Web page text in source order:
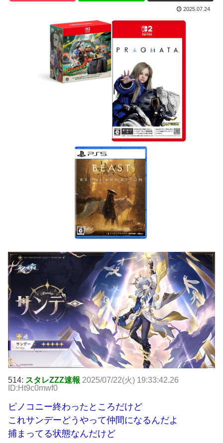
2025.07.24
514: スタレZZZ速報 2025/07/22(火) 19:33:42.26
ID:Ht9c0mwf0
ピノコニー終わったところだけど
これサンデーどうやって仲間になるんだよ
捕まってる状態なんだけど